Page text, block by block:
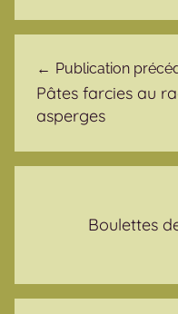
Publication
Pâtes farcies au
asperges
Boulettes